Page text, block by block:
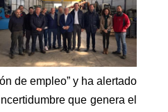
de empleo” y ha alertado
que genera el